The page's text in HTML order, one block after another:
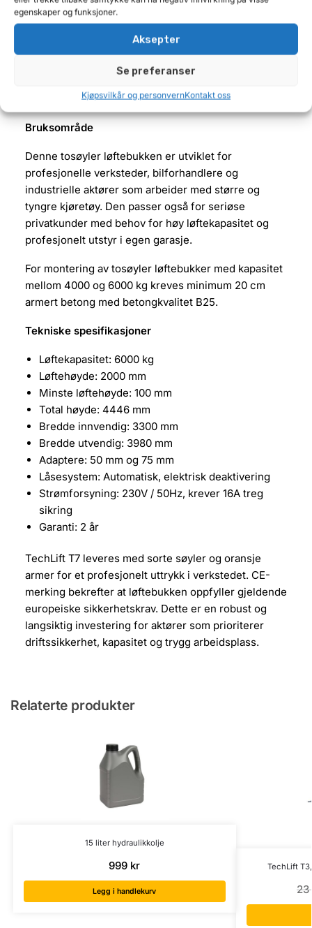
egenskaper og funksjoner.
Aksepter
Se preferanser
Kjøpsvilkår og personvernKontakt oss
kjøretøy. Elektrisk deaktivering av låsesystemet
forenkler senkingen og bidrar til effektiv og
brukervennlig betjening i en travel verkstedhverdag.
Medfølgende 50 mm og 75 mm adaptere øker
å håndtere forskjellige kjøretøytyper.
Bruksområde
Denne tosøyler løftebukken er utviklet for
profesjonelle verksteder, bilforhandlere og
industrielle aktører som arbeider med større og
tyngre kjøretøy. Den passer også for seriøse
privatkunder med behov for høy løftekapasitet og
profesjonelt utstyr i egen garasje.
For montering av tosøyler løftebukker med kapasitet
mellom 4000 og 6000 kg kreves minimum 20 cm
armert betong med betongkvalitet B25.
Tekniske spesifikasjoner
Løftekapasitet: 6000 kg
Løftehøyde: 2000 mm
Minste løftehøyde: 100 mm
Total høyde: 4446 mm
Bredde innvendig: 3300 mm
Bredde utvendig: 3980 mm
Adaptere: 50 mm og 75 mm
Låsesystem: Automatisk, elektrisk deaktivering
Strømforsyning: 230V / 50Hz, krever 16A treg
sikring
Garanti: 2 år
TechLift T7 leveres med sorte søyler og oransje
armer for et profesjonelt uttrykk i verkstedet. CE-
merking bekrefter at løftebukken oppfyller gjeldende
europeiske sikkerhetskrav. Dette er en robust og
langsiktig investering for aktører som prioriterer
driftssikkerhet, kapasitet og trygg arbeidsplass.
Relaterte produkter
15 liter hydraulikkolje
999 kr
Legg i handlekurv
TechLift